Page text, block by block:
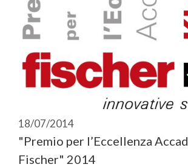
18/07/2014
"Premio per l’Eccellenza
Fischer" 2014